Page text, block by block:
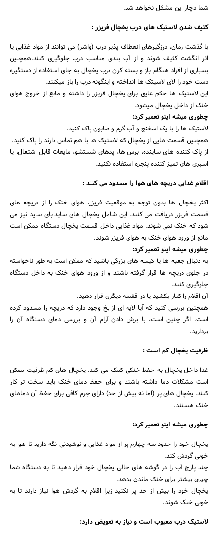
شما دچار این مشکل نخواهد شد.
کثیف شدن لاستیک های درب یخچال فریزر :
با گذشت زمان، درزگیرهای انعطاف پذیر درب (واشر) می توانند از مواد غذایی یا
اثر انگشت کثیف شوند و از آب بندی مناسب درب جلوگیری کنند.همچنین
بسیاری از افراد هنگام باز و بسته کرن درب یخچال به جای استفاده از دستگیره
دست خود را لای لاسیتک ها انداخته و اینگونه درب را باز میکنند.
این لاستیک ها حکم عایق برای یخچال فریزر را داشته و مانع از خروج هوای
خنک از داخل یخچال میشود.
چطوری میشه اینو تعمیر کرد:
لاستیک ها را با یک اسفنج و آب گرم و صابون پاک کنید.
همچنین قسمت هایی از یخچال که لاستیک ها با هم تماس دارند را پاک کنید.
از پاک کننده های ساینده، برس ها، پدهای شستشو، مایعات قابل اشتعال، یا
اسپری های تمیز کننده پنجره استفاده نکنید.
اقلام غذایی دریچه های هوا را مسدود می کنند :
اکثر یخچال ها بدون توجه به موقعیت فریزر، هوای خنک را از دریچه های
قسمت فریزر دریافت می کنند. این شامل یخچال های ساید بای ساید نیز می
شود که خنک نمی شوند. مواد غذایی داخل قسمت یخچال دستگاه ممکن است
مانع از ورود هوای خنک به هوای فریزر شوند.
چطوری میشه اینو تعمیر کرد:
به دنبال جعبه ها یا کیسه های بزرگی باشید که ممکن است به طور ناخواسته
در جلوی دریچه ها قرار گرفته باشند و از ورود هوای خنک به داخل دستگاه
جلوگیری کنند.
آن اقلام را کنار بکشید یا در قفسه دیگری قرار دهید.
همچنین بررسی کنید که آیا لایه ای از یخ وجود دارد که دریچه را مسدود کرده
است. اگر چنین است، با برش دادن آرام آن و بررسی دمای دستگاه آن را
بردارید.
ظرفیت یخچال کم است :
غذا داخل یخچال به حفظ خنکی کمک می کند. یخچال های کم ظرفیت ممکن
است مشکلات دما داشته باشند و برای حفظ دمای خنک باید سخت تر کار
کنند. یخچال های پر (اما نه بیش از حد) دارای جرم کافی برای حفظ آن دماهای
خنک هستند.
چطوری میشه اینو تعمیر کرد:
یخچال خود را حدود سه چهارم پر از مواد غذایی و نوشیدنی نگه دارید تا هوا به
خوبی گردش کند.
چند پارچ آب را در گوشه های خالی یخچال خود قرار دهید تا به دستگاه شما
چیزی بیشتر برای خنک ماندن بدهد.
یخچال خود را بیش از حد پر نکنید زیرا اقلام به گردش هوا نیاز دارند تا به
خوبی خنک شوند.
لاستیک درب معیوب است و نیاز به تعویض دارد: